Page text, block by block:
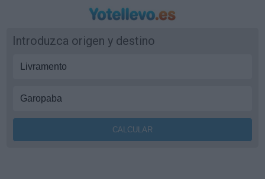
Introduzca origen y destino